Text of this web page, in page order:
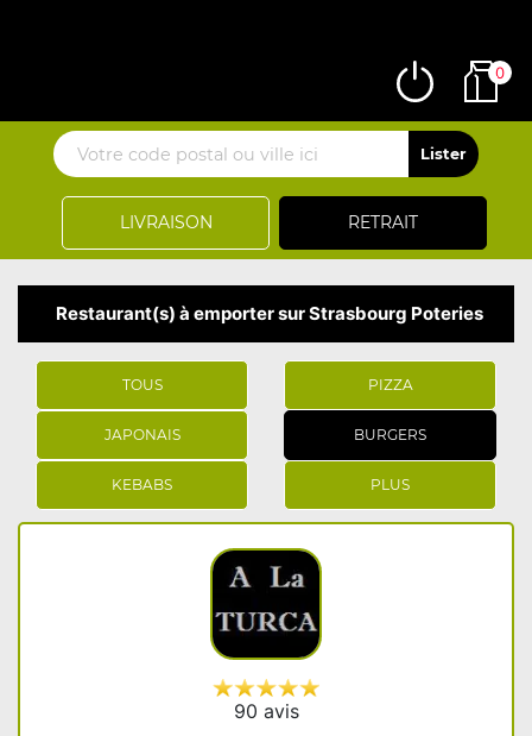
LIVRAISON RETRAIT
0
Restaurant(s) à emporter sur Strasbourg Poteries
TOUS PIZZA
JAPONAIS BURGERS
KEBABS PLUS
90 avis